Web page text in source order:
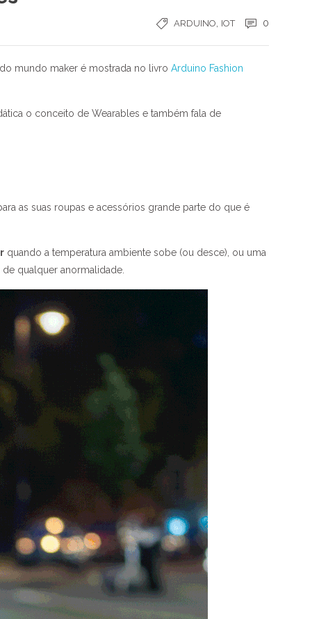
ARDUINO IOT 0
mundo maker é mostrada no livro Arduino Fashion
o conceito de Wearables e também fala de
as suas roupas e acessórios grande parte do que é
quando a temperatura ambiente sobe (ou desce), ou uma
qualquer anormalidade.